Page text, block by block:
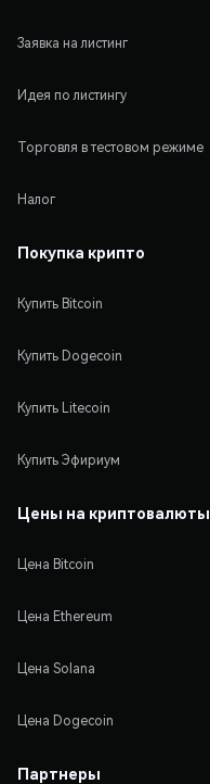
Заявка на листинг
Идея по листингу
Торговля в тестовом режиме
Налог
Покупка крипто
Купить Bitcoin
Купить Dogecoin
Купить Litecoin
Купить Эфириум
Цены на криптовалюты
Цена Bitcoin
Цена Ethereum
Цена Solana
Цена Dogecoin
Партнеры